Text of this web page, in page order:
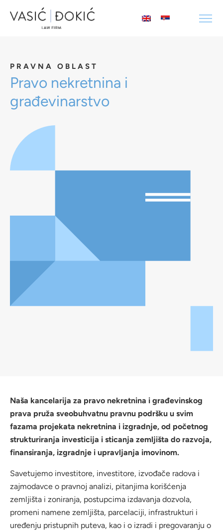
PRAVNA OBLAST
Pravo nekretnina i
građevinarstvo
Naša kancelarija za pravo nekretnina i građevinskog
prava pruža sveobuhvatnu pravnu podršku u svim
fazama projekata nekretnina i izgradnje, od početnog
strukturiranja investicija i sticanja zemljišta do razvoja,
finansiranja, izgradnje i upravljanja imovinom.
Savetujemo investitore, investitore, izvođače radova i
zajmodavce o pravnoj analizi, pitanjima korišćenja
zemljišta i zoniranja, postupcima izdavanja dozvola,
promeni namene zemljišta, parcelaciji, infrastrukturi i
uređenju pristupnih puteva, kao i o izradi i pregovaranju o